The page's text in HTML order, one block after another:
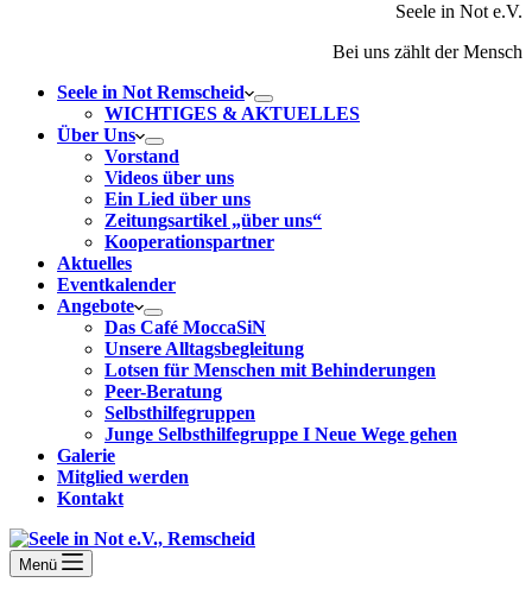
Seele in Not e.V.
Bei uns zählt der Mensch
Seele in Not Remscheid
WICHTIGES & AKTUELLES
Über Uns
Vorstand
Videos über uns
Ein Lied über uns
Zeitungsartikel „über uns“
Kooperationspartner
Aktuelles
Eventkalender
Angebote
Das Café MoccaSiN
Unsere Alltagsbegleitung
Lotsen für Menschen mit Behinderungen
Peer-Beratung
Selbsthilfegruppen
Junge Selbsthilfegruppe I Neue Wege gehen
Galerie
Mitglied werden
Kontakt
Menü